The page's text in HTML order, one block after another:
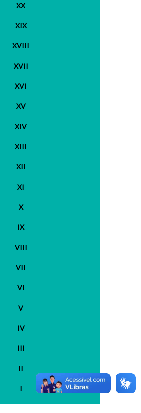
XX
XIX
XVIII
XVII
XVI
XV
XIV
XIII
XII
XI
X
IX
VIII
VII
VI
V
IV
III
II
I